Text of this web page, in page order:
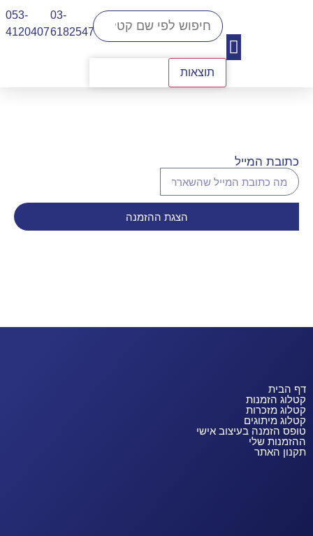
תוצאות
03-
6182547
053-
4120407​
כתובת המייל
הצגת ההזמנה
דף הבית
קטלוג הזמנות
קטלוג מזכרות
קטלוג מיתוגים
טופס הזמנה בעיצוב אישי
ההזמנות שלי
תקנון האתר